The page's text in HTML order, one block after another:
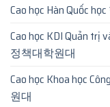
Cao học Hàn Quốc
Cao học KDI Quản trị
정책대학원대
Cao học Khoa học
원대